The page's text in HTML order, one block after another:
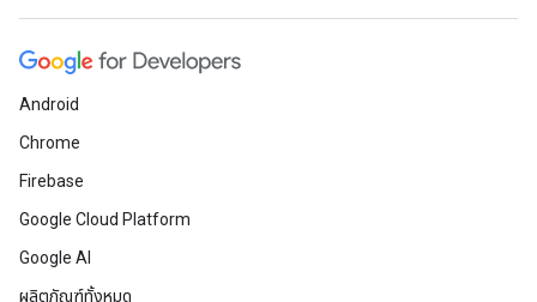
Android
Chrome
Firebase
Google Cloud Platform
Google AI
ผลิตภัณฑ์ทั้งหมด